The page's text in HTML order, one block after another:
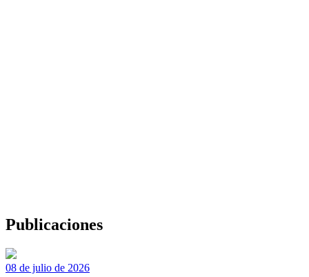
Publicaciones
08 de julio de 2026